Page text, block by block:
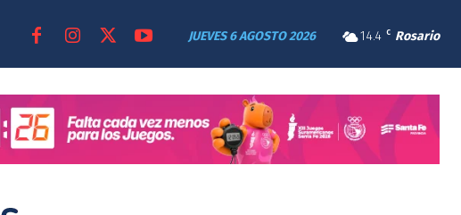
14.4 C Rosario
JUEVES 6 AGOSTO 2026